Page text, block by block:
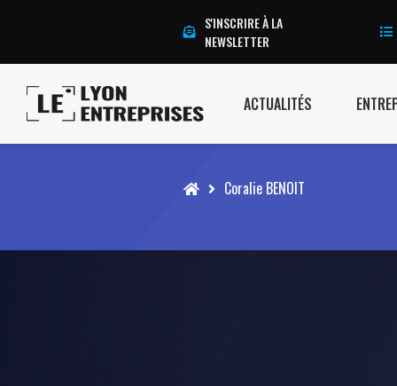
S'INSCRIRE À LA
NEWSLETTER
ACTUALITÉS
Accueil Coralie BENOIT